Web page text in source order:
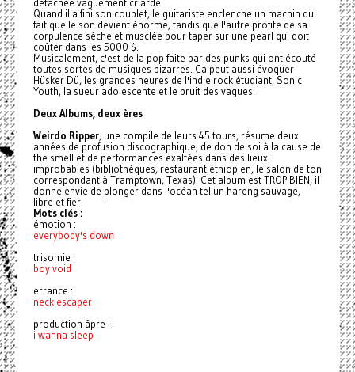
détachée vaguement criarde.
Quand il a fini son couplet, le guitariste enclenche un machin qui
fait que le son devient énorme, tandis que l'autre profite de sa
corpulence sèche et musclée pour taper sur une pearl qui doit
coûter dans les 5000 $.
Musicalement, c'est de la pop faite par des punks qui ont écouté
toutes sortes de musiques bizarres. Ca peut aussi évoquer
Hüsker Dü, les grandes heures de l'indie rock étudiant, Sonic
Youth, la sueur adolescente et le bruit des vagues.
Deux Albums, deux ères
Weirdo Ripper, une compile de leurs 45 tours, résume deux
années de profusion discographique, de don de soi à la cause de
the smell et de performances exaltées dans des lieux
improbables (bibliothèques, restaurant éthiopien, le salon de ton
correspondant à Tramptown, Texas). Cet album est TROP BIEN, il
donne envie de plonger dans l'océan tel un hareng sauvage,
libre et fier.
Mots clés :
émotion :
everybody's down
trisomie :
boy void
errance :
neck escaper
production âpre :
i wanna sleep